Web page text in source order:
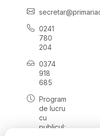
0241
780
204
0374
918
685
Program
de lucru
cu
publicul: